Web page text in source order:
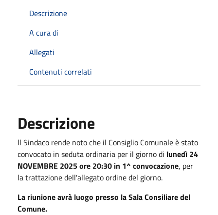
Descrizione
A cura di
Allegati
Contenuti correlati
Descrizione
ll Sindaco rende noto che il Consiglio Comunale è stato
convocato in seduta ordinaria per il giorno di lunedì 24
NOVEMBRE 2025 ore 20:30 in 1^ convocazione, per
la trattazione dell'allegato ordine del giorno.
La riunione avrà luogo presso la Sala Consiliare del
Comune.